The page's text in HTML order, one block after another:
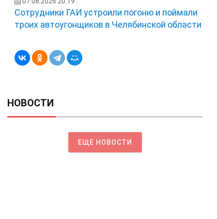
Сотрудники ГАИ устроили погоню и поймали
троих автоугонщиков в Челябинской области
НОВОСТИ
ЕЩЕ НОВОСТИ